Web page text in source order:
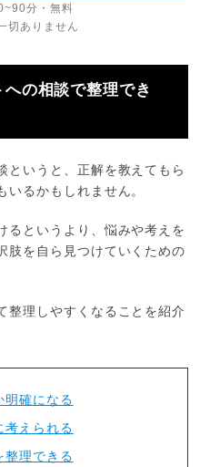
分・無料
切ありません
の相談で整理でき
というと、正解を教えてもら
いるかもしれません。
るというより、悩みや考えを
肢を自ら見つけていくための
整理しやすくなることを紹介
明確になる
考えられる
整理できる